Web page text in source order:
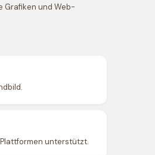
Grafiken und Web-
unterstützt.